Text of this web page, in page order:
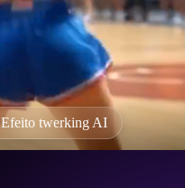
Efeito twerking AI